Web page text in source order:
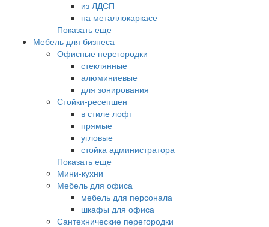
из ЛДСП
на металлокаркасе
Показать еще
Мебель для бизнеса
Офисные перегородки
стеклянные
алюминиевые
для зонирования
Стойки-ресепшен
в стиле лофт
прямые
угловые
стойка администратора
Показать еще
Мини-кухни
Мебель для офиса
мебель для персонала
шкафы для офиса
Сантехнические перегородки